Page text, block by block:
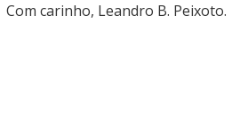
Com carinho, Leandro B. Peixoto.